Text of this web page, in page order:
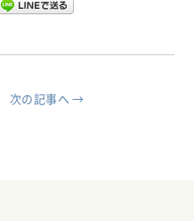
次の記事へ →